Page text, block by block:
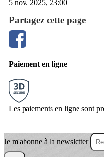
5 nov. 2025, 23:00
Partagez cette page
Paiement en ligne
Les paiements en ligne sont
Je m'abonne à la newsletter